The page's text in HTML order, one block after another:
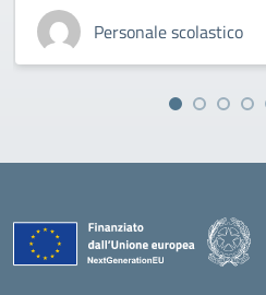
Personale scolastico